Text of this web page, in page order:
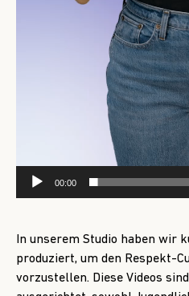
00:00
In unserem Studio haben wir
produziert, um den Respekt-
vorzustellen. Diese Videos